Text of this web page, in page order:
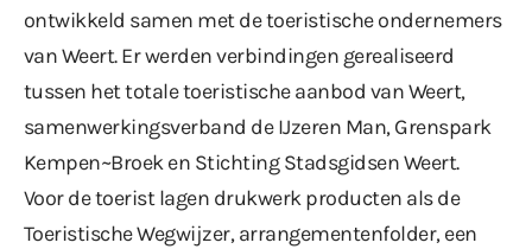
ontwikkeld samen met de toeristische ondernemers
van Weert. Er werden verbindingen gerealiseerd
tussen het totale toeristische aanbod van Weert,
samenwerkingsverband de IJzeren Man, Grenspark
Kempen~Broek en Stichting Stadsgidsen Weert.
Voor de toerist lagen drukwerk producten als de
Toeristische Wegwijzer, arrangementenfolder, een